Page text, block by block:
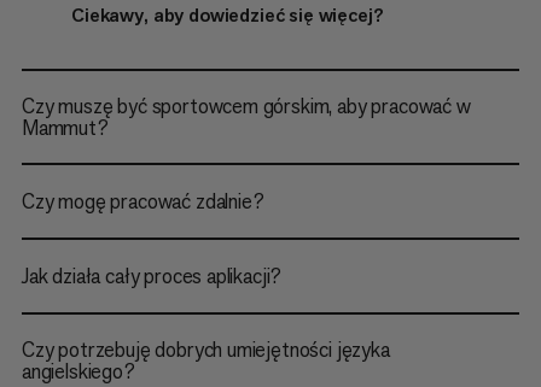
Ciekawy, aby dowiedzieć się więcej?
Czy muszę być sportowcem górskim, aby pracować w
Mammut?
Czy mogę pracować zdalnie?
Jak działa cały proces aplikacji?
Czy potrzebuję dobrych umiejętności języka
angielskiego?